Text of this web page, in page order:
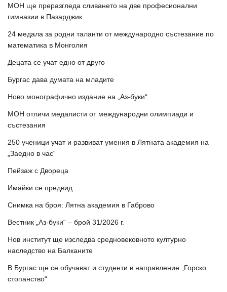
МОН ще преразгледа сливането на две професионални
гимназии в Пазарджик
24 медала за родни таланти от международно състезание по
математика в Монголия
Децата се учат едно от друго
Бургас дава думата на младите
Ново монографично издание на „Аз-буки“
МОН отличи медалисти от международни олимпиади и
състезания
250 ученици учат и развиват умения в Лятната академия на
„Заедно в час“
Пейзаж с Двореца
Имайки се предвид
Снимка на броя: Лятна академия в Габрово
Вестник „Аз-буки“ – брой 31/2026 г.
Нов институт ще изследва средновековното културно
наследство на Балканите
В Бургас ще се обучават и студенти в направление „Горско
стопанство“